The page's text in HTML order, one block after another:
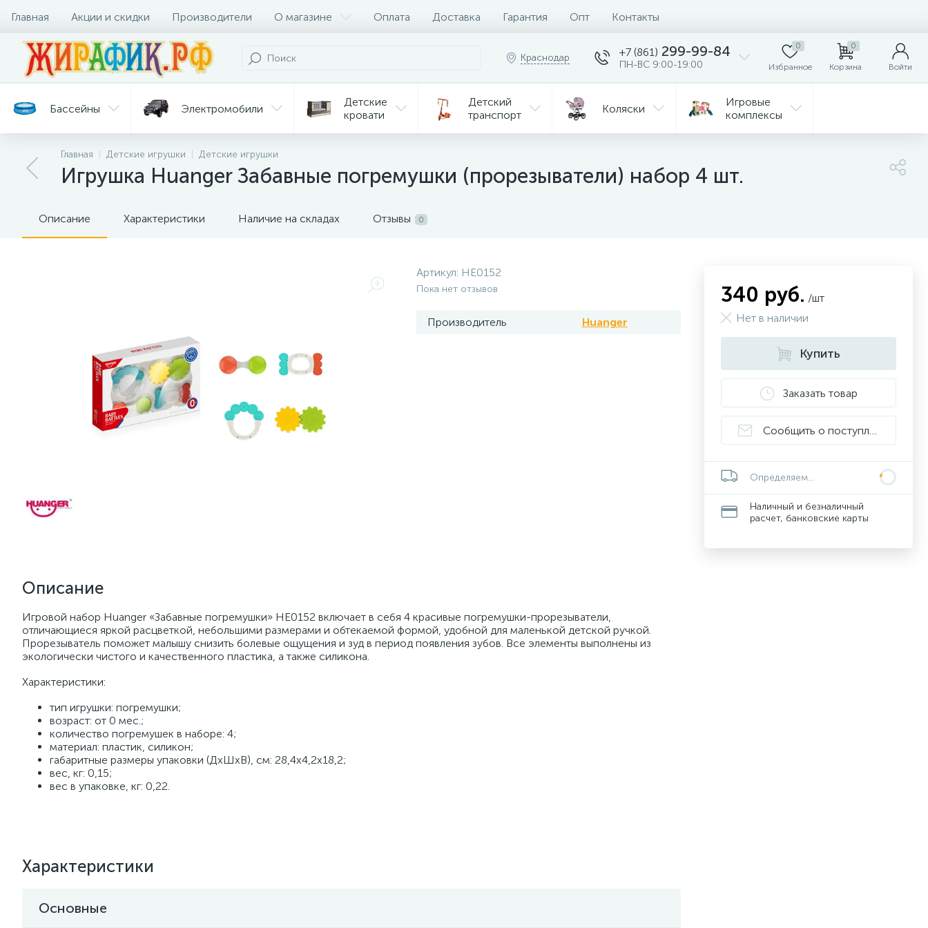
Главная Акции и скидки Производители О магазине Оплата Доставка Гарантия Опт Контакты
Краснодар +7 (861) 299-99-84
ПН-ВС 9:00-19:00
0
Избранное
0
Корзина Войти
Бассейны Электромобили
Детские
кровати
Детский
транспорт
Коляски
Игровые
комплексы
Батуты Велосипеды
и уход
горки
для кормления
Главная Детские игрушки Детские игрушки
Игрушка Huanger Забавные погремушки (прорезыватели) набор 4 шт.
Описание Характеристики Наличие на складах Отзывы 0
Артикул: HE0152
Пока нет отзывов
Производитель Huanger
Описание
Игровой набор Huanger «Забавные погремушки» HE0152 включает в себя 4 красивые погремушки-прорезыватели,
отличающиеся яркой расцветкой, небольшими размерами и обтекаемой формой, удобной для маленькой детской ручкой.
Прорезыватель поможет малышу снизить болевые ощущения и зуд в период появления зубов. Все элементы выполнены из
экологически чистого и качественного пластика, а также силикона.
Характеристики:
тип игрушки: погремушки;
возраст: от 0 мес.;
количество погремушек в наборе: 4;
материал: пластик, силикон;
габаритные размеры упаковки (ДхШхВ), см: 28,4х4,2х18,2;
вес, кг: 0,15;
вес в упаковке, кг: 0,22.
Характеристики
Основные
340 руб. /шт
Нет в наличии
Купить
Заказать товар
Сообщить о поступлении
Определяем...
Наличный и безналичный
расчет, банковские карты